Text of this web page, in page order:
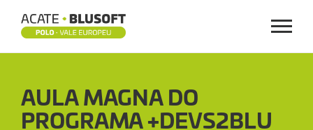
Menu
MAGNA
AULA MAGNA DO
PROGRAMA +DEVS2BLU